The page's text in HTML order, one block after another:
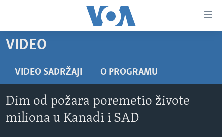
glavni
Pređi
na
glavnu
navigaciju
Idi
VIDEO
VIJESTI
NAUKA I TEHNOLOGIJA
VIDEO
VIDEO SADRŽAJI O PROGRAMU
Dim od požara poremetio živote
miliona u Kanadi i SAD